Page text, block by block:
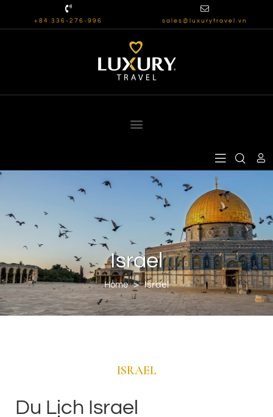
+84.336-276-996 sales@luxurytravel.vn
Israel
Home > Israel
ISRAEL
Du Lịch Israel